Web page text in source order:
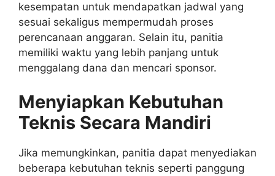
kesempatan untuk mendapatkan jadwal yang
sesuai sekaligus mempermudah proses
perencanaan anggaran. Selain itu, panitia
memiliki waktu yang lebih panjang untuk
menggalang dana dan mencari sponsor.
Menyiapkan Kebutuhan
Teknis Secara Mandiri
Jika memungkinkan, panitia dapat menyediakan
beberapa kebutuhan teknis seperti panggung